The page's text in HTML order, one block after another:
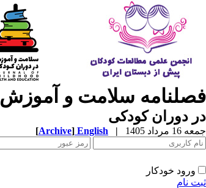
فصلنامه سلامت و آموزش
در دوران کودکی
جمعه 16 مرداد 1405 |
English
[Archive]
ورود خودکار
ثبت نام